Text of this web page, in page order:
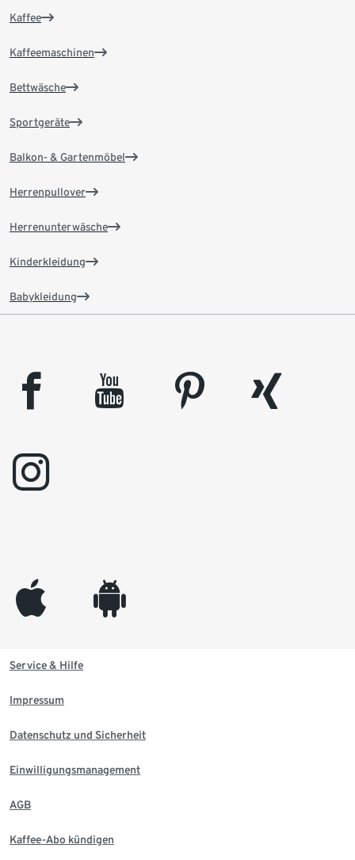
Kaffee
Kaffeemaschinen
Bettwäsche
Sportgeräte
Balkon- & Gartenmöbel
Herrenpullover
Herrenunterwäsche
Kinderkleidung
Babykleidung
facebook youtube pinterest
xing
instagram
appleinc android
Service & Hilfe
Impressum
Datenschutz und Sicherheit
Einwilligungsmanagement
AGB
Kaffee-Abo kündigen